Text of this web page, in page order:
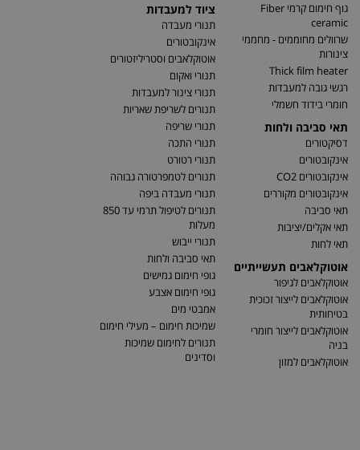
גוף חימום קרמי Fiber
ceramic
שרוולים מחוממים - מחממי
צינורות
Thick film heater
רגשי גובה למעבדות
חומרי בידוד חשמלי
תאי סביבה ולחות
דסיקטורים
אינקובטורים
אינקובטורים CO2
אינקובטורים מקוררים
תאי סביבה
תאי אקלים/יציבות
תאי לחות
אוטוקלאבים תעשייתיים
אוטוקלאבים לגיפור
אוטוקלאבים לייצור זכוכית
בטיחותית
אוטוקלאבים לייצור חומרי
בניה
אוטוקלאבים למזון
ציוד למעבדות
תנורי מעבדה
אינקובטורים
אוטוקלאבים וסטריליזטורים
תנורי ואקום
תנורי צינור למעבדות
תנורים לשריפת שאריות
תנורי שריפה
תנורי התכה
תנורי רטורט
תנורים לטמפרטורה גבוהה
תנורי מעבדה ביפה
תנורים לטיפול תרמי עד 850
מעלות
תנורי ייבוש
תאי סביבה ולחות
גופי חימום גמישים
גופי חימום אצבע
אמבטי מים
שמיכות חימום – מעילי חימום
תנורים לחימום שמיכות
וסדינים